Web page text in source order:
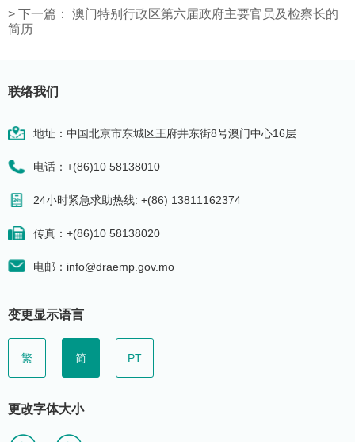
> 下一篇：
澳门特别行政区第六届政府主要官员及检察长的
简历
联络我们
地址：中国北京市东城区王府井东街8号澳门中心16层
电话：+(86)10 58138010
24小时紧急求助热线: +(86) 13811162374
传真：+(86)10 58138020
电邮：info@draemp.gov.mo
变更显示语言
繁 简 PT
更改字体大小